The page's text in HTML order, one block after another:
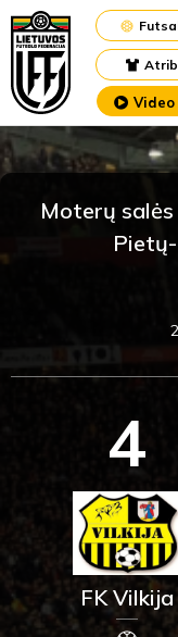
Moterų
4
FK Vilkija